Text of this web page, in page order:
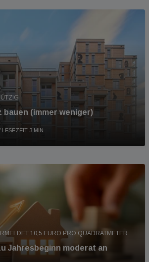
bauen (immer weniger)
LESEZEIT 3 MIN
10,5 EURO PRO QUADRATMETER
Jahresbeginn moderat an